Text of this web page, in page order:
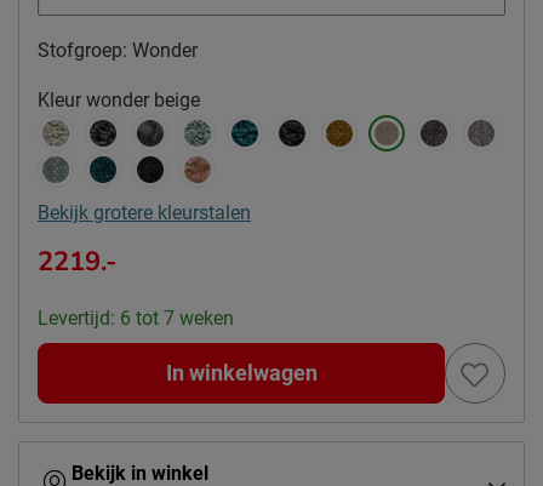
Stofgroep: Wonder
Kleur wonder beige
Bekijk grotere kleurstalen
2219.-
Levertijd: 6 tot 7 weken
In winkelwagen
Bekijk in winkel